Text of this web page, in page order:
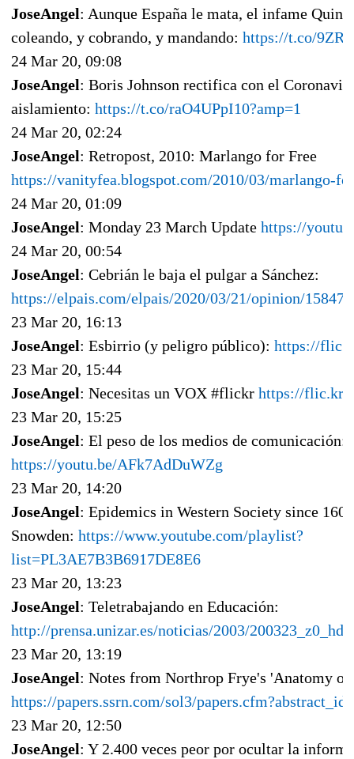
JoseAngel: Aunque España le mata, el infame
coleando, y cobrando, y mandando: https://t.co/
24 Mar 20, 09:08
JoseAngel: Boris Johnson rectifica con el
aislamiento: https://t.co/raO4UPpI10?amp=1
24 Mar 20, 02:24
JoseAngel: Retropost, 2010: Marlango for Free
https://vanityfea.blogspot.com/2010/03/marlango-
24 Mar 20, 01:09
JoseAngel: Monday 23 March Update https://
24 Mar 20, 00:54
JoseAngel: Cebrián le baja el pulgar a Sánchez:
https://elpais.com/elpais/2020/03/21/opinion/
23 Mar 20, 16:13
JoseAngel: Esbirrio (y peligro público): https://
23 Mar 20, 15:44
JoseAngel: Necesitas un VOX #flickr https://flic.kr/
23 Mar 20, 15:25
JoseAngel: El peso de los medios de comunicación:
https://youtu.be/AFk7AdDuWZg
23 Mar 20, 14:20
JoseAngel: Epidemics in Western Society since
Snowden: https://www.youtube.com/playlist?
list=PL3AE7B3B6917DE8E6
23 Mar 20, 13:23
JoseAngel: Teletrabajando en Educación:
http://prensa.unizar.es/noticias/2003/
23 Mar 20, 13:19
JoseAngel: Notes from Northrop Frye's 'Anatomy
https://papers.ssrn.com/sol3/
23 Mar 20, 12:50
JoseAngel: Y 2.400 veces peor por ocultar la